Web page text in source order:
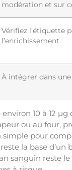
modération et sur
Vérifiez l’étiquette
l’enrichissement.
À intégrer dans
10 à 12
ou au four,
pour
la base
sanguin reste